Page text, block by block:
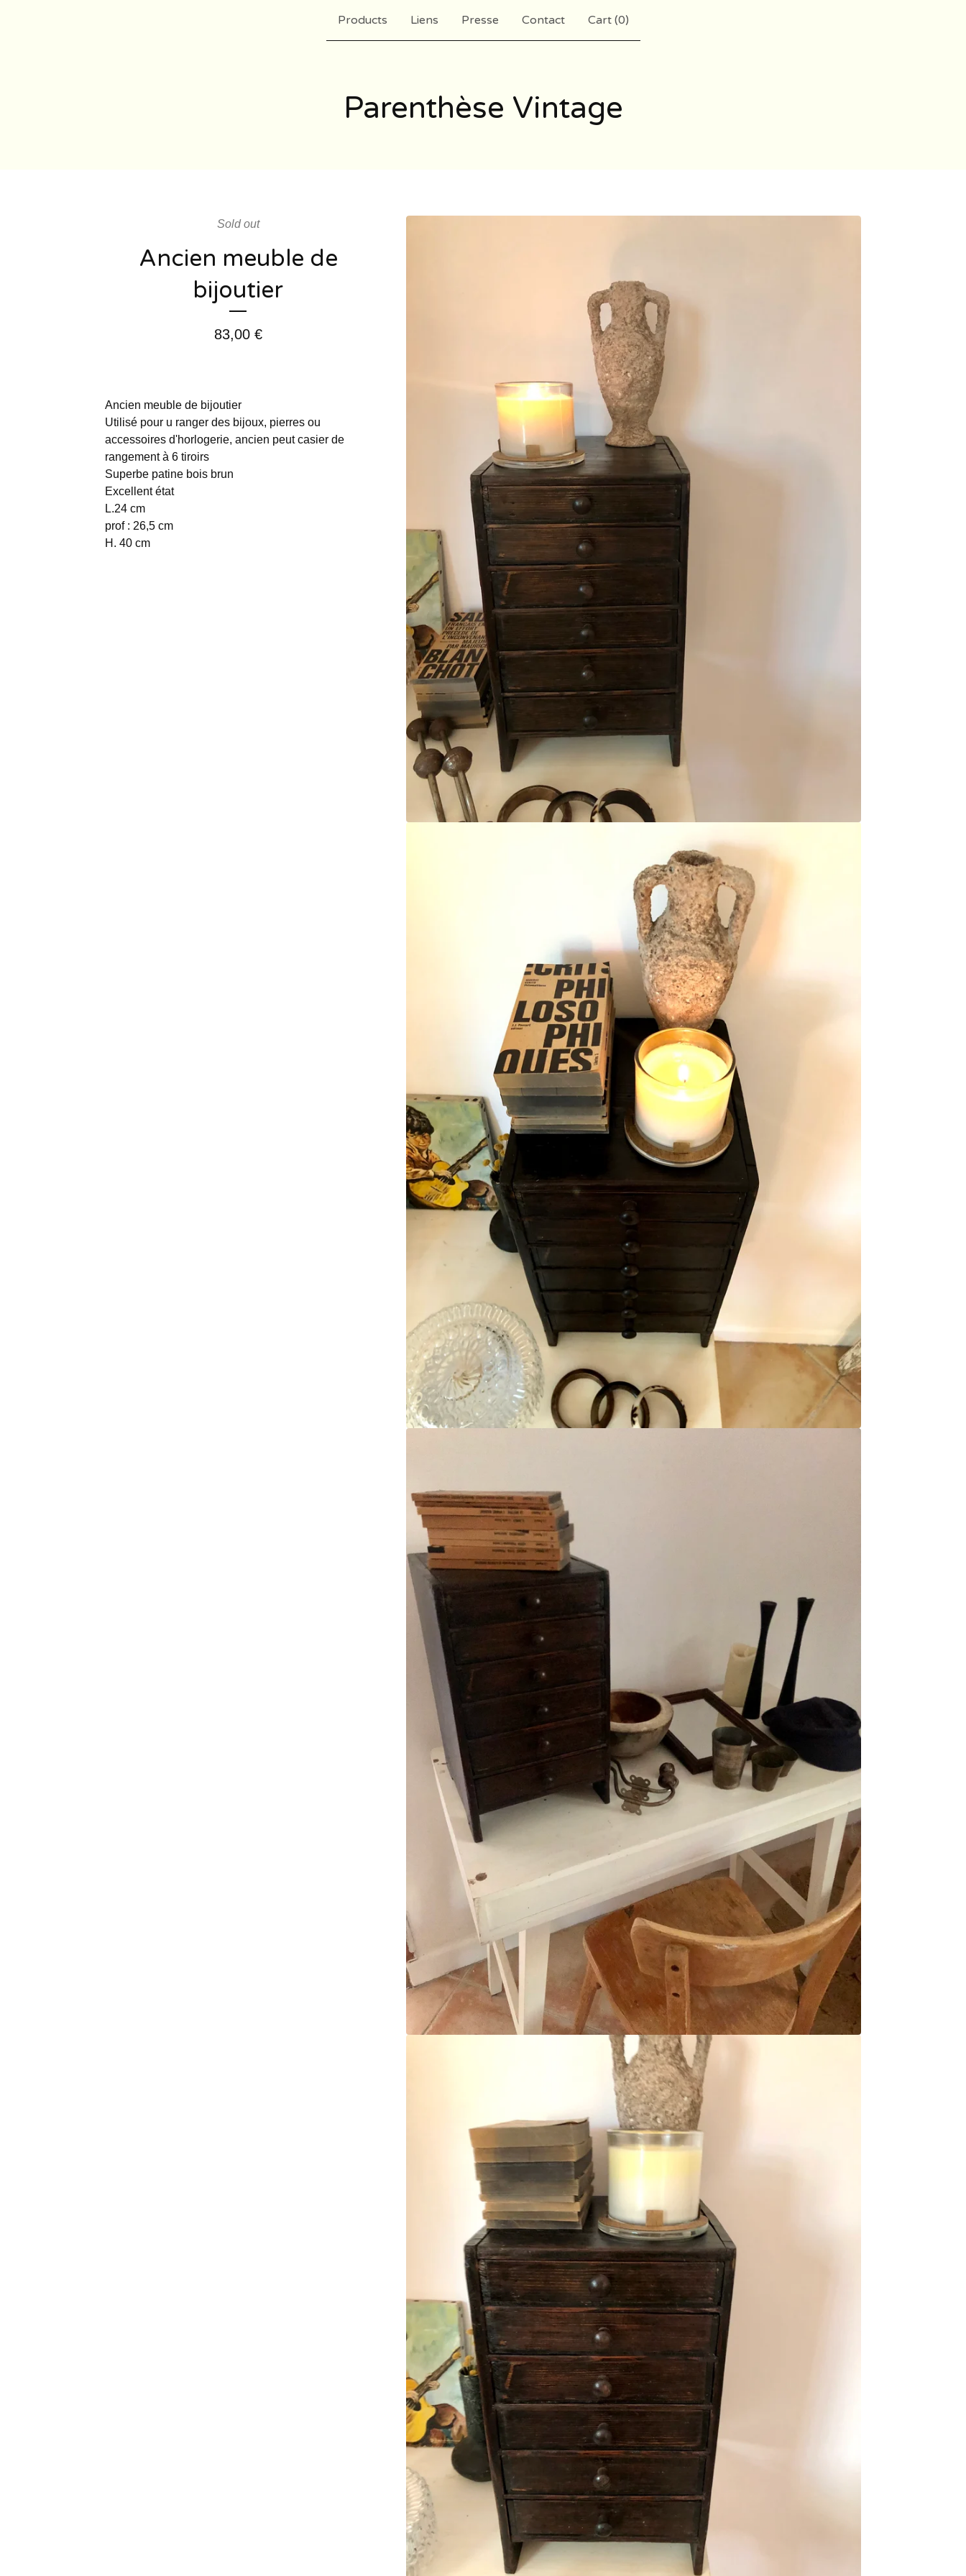
Products Liens Presse Contact Cart (0)
Parenthèse Vintage
Sold out
Ancien meuble de
bijoutier
83,00 €
Ancien meuble de bijoutier
Utilisé pour u ranger des bijoux, pierres ou
accessoires d'horlogerie, ancien peut casier de
rangement à 6 tiroirs
Superbe patine bois brun
Excellent état
L.24 cm
prof : 26,5 cm
H. 40 cm